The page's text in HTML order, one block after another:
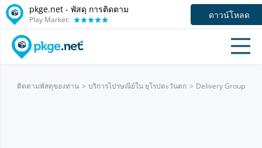
pkge.net - พัสดุ การติดตาม
Play Market: ดาวน์โหลด
ติดตามพัสดุของท่าน บริการไปรษณีย์ใน ยุโรปตะวันตก Delivery Group